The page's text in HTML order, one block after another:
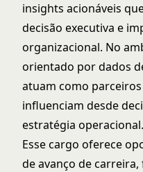
insights acionáveis
decisão executiva e
organizacional. No
orientado por dados
atuam como
influenciam desde
estratégia operacional.
Esse cargo oferece
de avanço de